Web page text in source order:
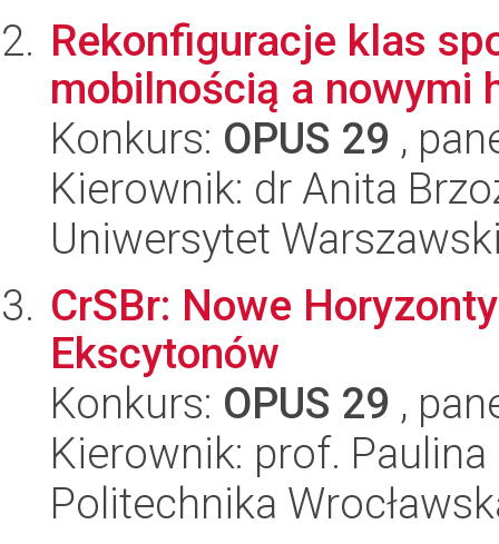
Rekonfiguracje klas
mobilnością a nowymi
Konkurs: OPUS 29 ,
Kierownik: dr Anita
Uniwersytet
CrSBr: Nowe
Ekscytonów
Konkurs: OPUS 29 ,
Kierownik: prof. Paulina
Politechnika